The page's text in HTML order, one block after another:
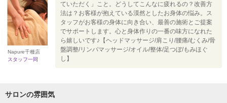
Napure千種店
スタッフ一同
ていただく」こと。どうしてこんなに疲れるの？改善方
法は？お客様が抱えている漠然としたお身体の悩み。ス
タッフがお客様の身体に向き合い、最善の施術とご提案
でサポートします。心と身体作りの一番の味方になれた
ら嬉しいです♪【ヘッドマッサージ/肩こり/腰痛/むくみ/骨
盤調整/リンパマッサージ/オイル/整体/足つぼ/もみほぐ
し】
サロンの雰囲気